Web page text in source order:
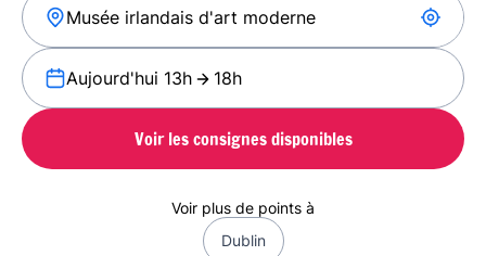
Aujourd'hui 13h 18h
Voir les consignes disponibles
Voir plus de points à
Dublin